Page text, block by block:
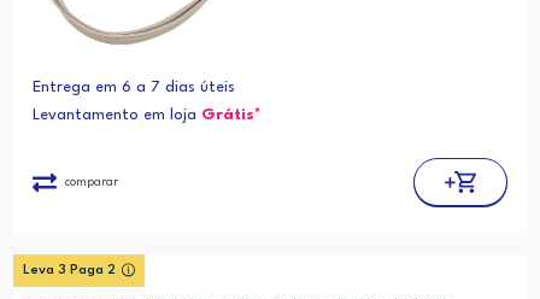
Entrega em 6 a 7 dias úteis
Levantamento em loja Grátis*
comparar
Leva 3 Paga 2